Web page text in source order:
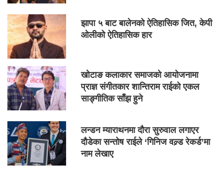
झापा ५ बाट बालेनको ऐतिहासिक जित, केपी
ओलीको ऐतिहासिक हार
खोटाङ कलाकार समाजको आयोजनामा
प्राज्ञ संगीतकार शान्तिराम राईको एकल
साङ्गीतिक साँझ हुने
लन्डन म्याराथनमा दौरा सुरुवाल लगाएर
दौडेका सन्तोष राईले ‘गिनिज वल्र्ड रेकर्ड’मा
नाम लेखाए